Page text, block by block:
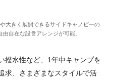
大きく展開できるサイドキャノピーの
自在な設営アレンジが可能。
撥水性など、1年中キャンプを
求、さまざまなスタイルで活